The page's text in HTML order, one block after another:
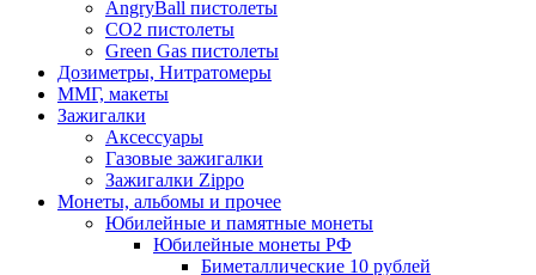
AngryBall пистолеты
CO2 пистолеты
Green Gas пистолеты
Дозиметры, Нитратомеры
ММГ, макеты
Зажигалки
Аксессуары
Газовые зажигалки
Зажигалки Zippo
Монеты, альбомы и прочее
Юбилейные и памятные монеты
Юбилейные монеты РФ
Биметаллические 10 рублей